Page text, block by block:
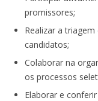
promissores;
Realizar a
candidatos;
Colaborar na
os processos
Elaborar e